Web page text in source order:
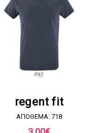
regent fit
ΑΠΟΘΕΜΑ: 718